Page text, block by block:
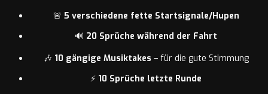
🚨 5 verschiedene fette Startsignale/Hupen
🔊 20 Sprüche während der Fahrt
🎶 10 gängige Musiktakes – für die gute Stimmung
⚡ 10 Sprüche letzte Runde